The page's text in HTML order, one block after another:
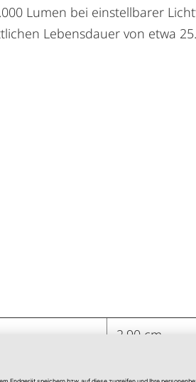
Lumen bei einstellbarer
Lebensdauer von etwa
2,90 cm